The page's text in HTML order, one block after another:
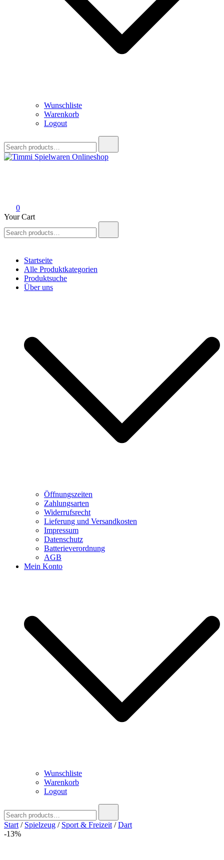
Wunschliste
Warenkorb
Logout
for:
0
Your Cart
for:
Startseite
Alle Produktkategorien
Produktsuche
Über uns
Öffnungszeiten
Zahlungsarten
Widerrufsrecht
Lieferung und Versandkosten
Impressum
Datenschutz
Batterieverordnung
AGB
Mein Konto
Wunschliste
Warenkorb
Logout
for:
Start / Spielzeug / Sport & Freizeit /Dart
-13%